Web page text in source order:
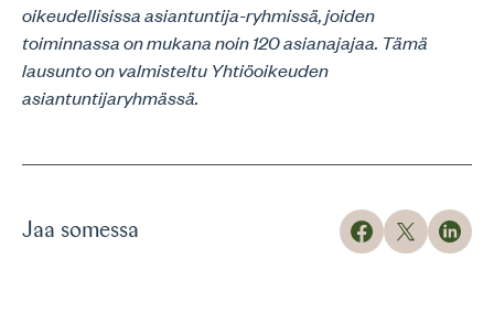
oikeudellisissa asiantuntija-ryhmissä, joiden
toiminnassa on mukana noin 120 asianajajaa. Tämä
lausunto on valmisteltu Yhtiöoikeuden
asiantuntijaryhmässä.
Jaa somessa